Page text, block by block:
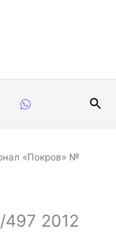
«Покров» №
2012